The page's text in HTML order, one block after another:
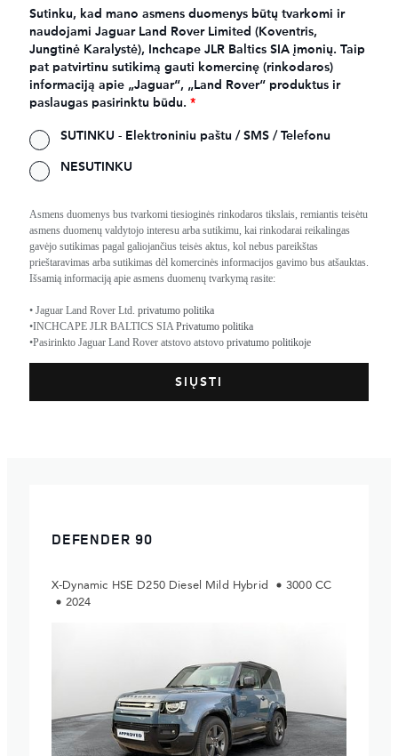
Sutinku, kad mano asmens duomenys būtų tvarkomi ir
naudojami Jaguar Land Rover Limited (Koventris,
Jungtinė Karalystė), Inchcape JLR Baltics SIA įmonių. Taip
pat patvirtinu sutikimą gauti komercinę (rinkodaros)
informaciją apie „Jaguar“, „Land Rover“ produktus ir
paslaugas pasirinktu būdu. *
SUTINKU - Elektroniniu paštu / SMS / Telefonu
NESUTINKU
Asmens duomenys bus tvarkomi tiesioginės rinkodaros tikslais, remiantis teisėtu
asmens duomenų valdytojo interesu arba sutikimu, kai rinkodarai reikalingas
gavėjo sutikimas pagal galiojančius teisės aktus, kol nebus pareikštas
prieštaravimas arba sutikimas dėl komercinės informacijos gavimo bus atšauktas.
Išsamią informaciją apie asmens duomenų tvarkymą rasite:
• Jaguar Land Rover Ltd. privatumo politika
•INCHCAPE JLR BALTICS SIAPrivatumo politika
•Pasirinkto Jaguar Land Rover atstovo atstovo privatumo politikoje
DEFENDER 90
X-Dynamic HSE D250 Diesel Mild Hybrid
3000 CC
2024